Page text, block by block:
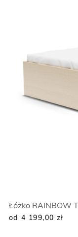
Łóżko RAINBOW
od 4 199,00 zł